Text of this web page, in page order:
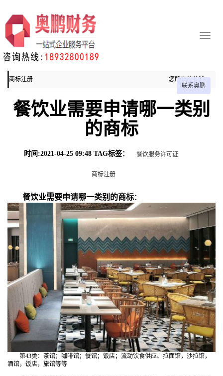
联系奥鹏
商标注册 您所在的位置：
商标注册
餐饮业需要申请哪一类别
的商标
时间:2021-04-25 09:48 TAG标签： 餐饮服务许可证
商标注册
餐饮业需要申请哪一类别的商标：
第43类：茶馆；咖啡馆；餐馆；饭店；流动饮食供应、拉面馆，沙拉馆，
酒馆，饭店，旅馆等等